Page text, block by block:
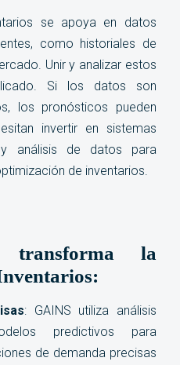
se apoya en datos
como historiales de
Unir y analizar estos
Si los datos son
los pronósticos pueden
invertir en sistemas
análisis de datos para
de inventarios.
transforma la
: GAINS utiliza análisis
predictivos para
de demanda precisas